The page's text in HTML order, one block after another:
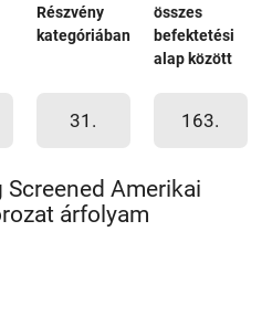
Részvény
kategóriában
összes
befektetési
alap között
31. 163.
Amerikai
árfolyam